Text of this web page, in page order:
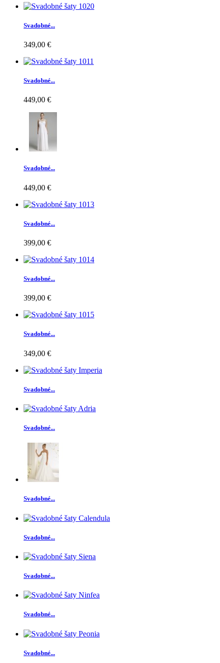
Svadobné...
349,00 €
Svadobné...
449,00 €
Svadobné...
449,00 €
Svadobné...
399,00 €
Svadobné...
399,00 €
Svadobné...
349,00 €
Svadobné...
Svadobné...
Svadobné...
Svadobné...
Svadobné...
Svadobné...
Svadobné...